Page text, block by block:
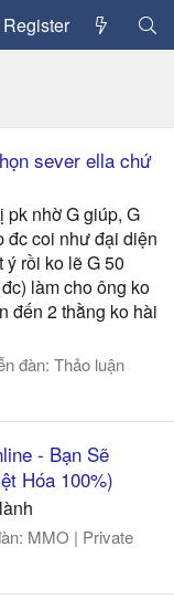
Register
sever ella chứ
pk nhờ G giúp, G
đc coi như đại diện
ý rồi ko lẽ G 50
làm cho ông ko
đến 2 thằng ko hài
đàn: Thảo luận
- Bạn Sẽ
Hóa 100%)
MMO | Private